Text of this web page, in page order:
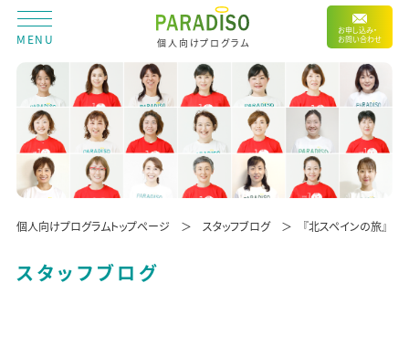
MENU 個人向けプログラム
お申し込み・
お問い合わせ
個人向けプログラムトップページ スタッフブログ 『北スペインの旅』
スタッフブログ